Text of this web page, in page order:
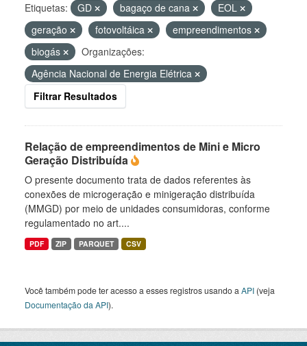
Etiquetas: GD bagaço de cana
EOL
geração
fotovoltáica
empreendimentos
biogás
Organizações:
Agência Nacional de Energia Elétrica
Filtrar Resultados
Relação de empreendimentos de Mini e Micro
Geração Distribuída
O presente documento trata de dados referentes às
conexões de microgeração e minigeração distribuída
(MMGD) por meio de unidades consumidoras, conforme
regulamentado no art....
PDF ZIP PARQUET CSV
Você também pode ter acesso a esses registros usando a API (veja
Documentação da API).